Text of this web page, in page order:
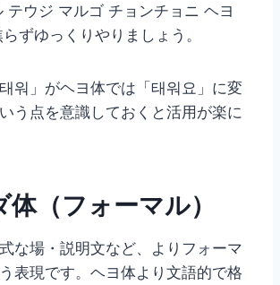
テウジ マルゴ チョンチョニ ヘヨ
ずゆっくりやりましょう。
워」がヘヨ体では「태워요」に変
う点を意識しておくと活用が楽に
（フォーマル）
な場・説明文など、よりフォーマ
表現です。ヘヨ体より文語的で格